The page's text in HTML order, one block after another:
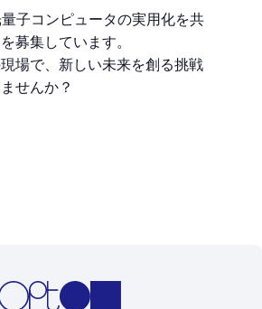
子コンピュータの実用化を共
募集しています。
場で、新しい未来を創る挑戦
せんか？